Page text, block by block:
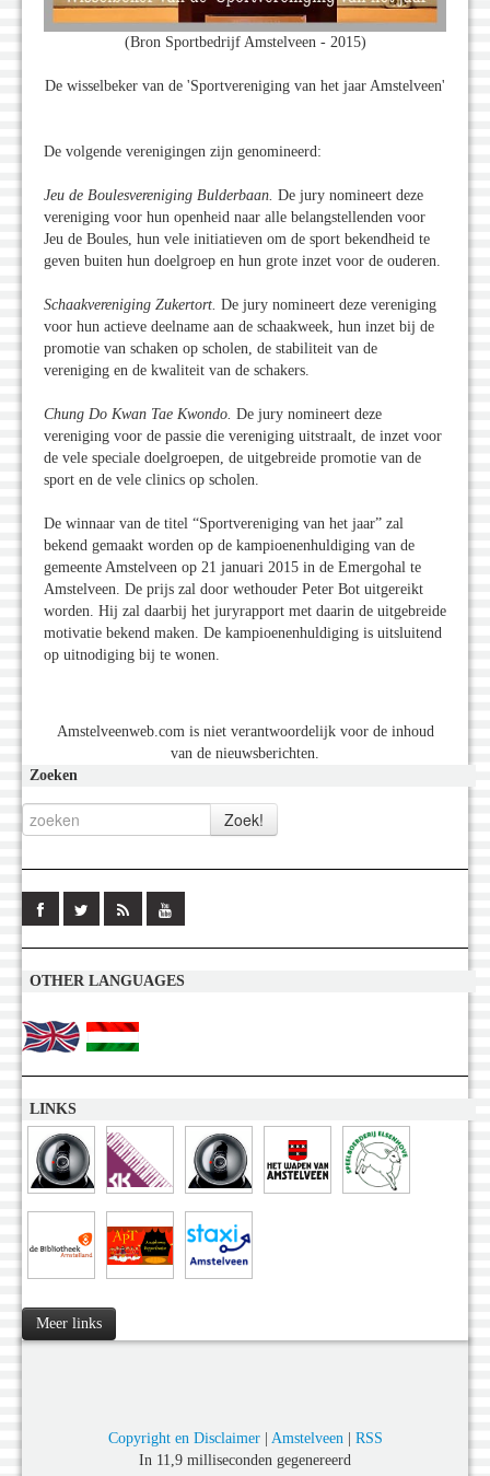
(Bron Sportbedrijf Amstelveen - 2015)
De wisselbeker van de 'Sportvereniging van het jaar Amstelveen'
De volgende verenigingen zijn genomineerd:
Jeu de Boulesvereniging Bulderbaan. De jury nomineert deze
vereniging voor hun openheid naar alle belangstellenden voor
Jeu de Boules, hun vele initiatieven om de sport bekendheid te
geven buiten hun doelgroep en hun grote inzet voor de ouderen.
Schaakvereniging Zukertort. De jury nomineert deze vereniging
voor hun actieve deelname aan de schaakweek, hun inzet bij de
promotie van schaken op scholen, de stabiliteit van de
vereniging en de kwaliteit van de schakers.
Chung Do Kwan Tae Kwondo. De jury nomineert deze
vereniging voor de passie die vereniging uitstraalt, de inzet voor
de vele speciale doelgroepen, de uitgebreide promotie van de
sport en de vele clinics op scholen.
De winnaar van de titel “Sportvereniging van het jaar” zal
bekend gemaakt worden op de kampioenenhuldiging van de
gemeente Amstelveen op 21 januari 2015 in de Emergohal te
Amstelveen. De prijs zal door wethouder Peter Bot uitgereikt
worden. Hij zal daarbij het juryrapport met daarin de uitgebreide
motivatie bekend maken. De kampioenenhuldiging is uitsluitend
op uitnodiging bij te wonen.
Amstelveenweb.com is niet verantwoordelijk voor de inhoud
van de nieuwsberichten.
Zoeken
OTHER LANGUAGES
LINKS
Meer links
Copyright en Disclaimer| Amstelveen
RSS
In 11,9 milliseconden gegenereerd